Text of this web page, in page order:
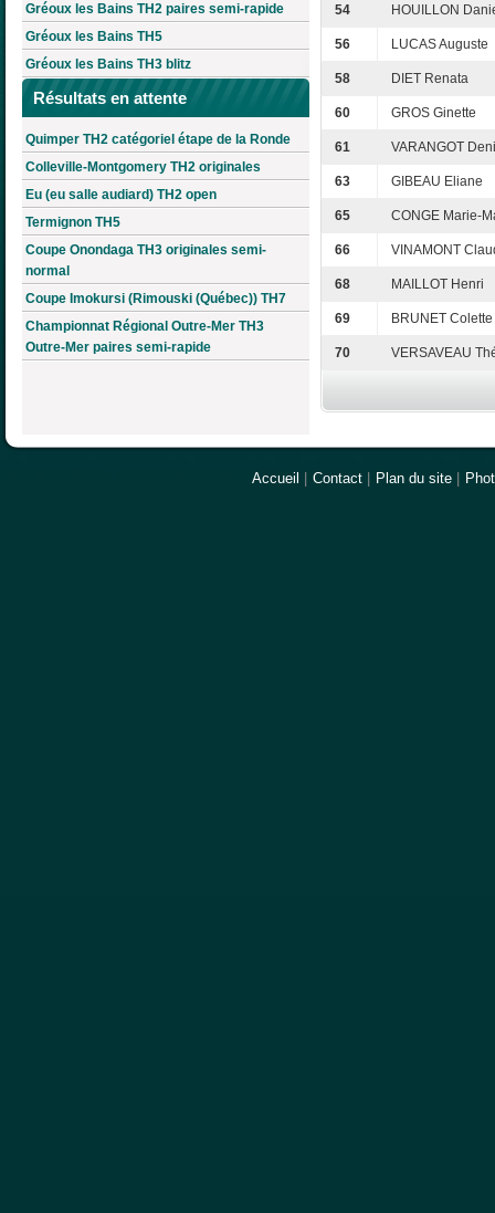
Gréoux les Bains TH2 paires semi-rapide
Gréoux les Bains TH5
Gréoux les Bains TH3 blitz
Résultats en attente
Quimper TH2 catégoriel étape de la Ronde
Colleville-Montgomery TH2 originales
Eu (eu salle audiard) TH2 open
Termignon TH5
Coupe Onondaga TH3 originales semi-
normal
Coupe Imokursi (Rimouski (Québec)) TH7
Championnat Régional Outre-Mer TH3
Outre-Mer paires semi-rapide
54 HOUILLON
56 LUCAS Auguste
58 DIET Renata
60 GROS Ginette
61 VARANGOT
63 GIBEAU Eliane
65 CONGE Marie-
66 VINAMONT
68 MAILLOT Henri
69 BRUNET Colette
70 VERSAVEAU
Accueil Contact Plan du site